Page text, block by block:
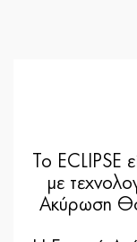
Το ECLIPSE
με
Ακύρωση